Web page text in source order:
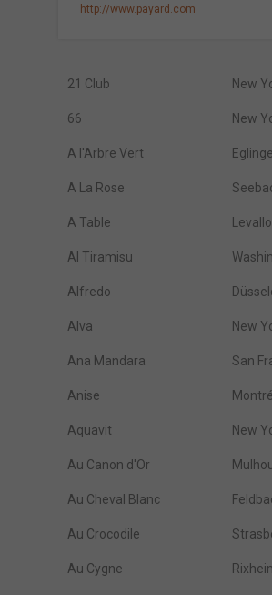
http://www.payard.com
21 Club New
66 New
A l'Arbre Vert
A La Rose
A Table
Al Tiramisu
Alfredo
Alva New
Ana Mandara San
Anise
Aquavit New
Au Canon d'Or
Au Cheval Blanc
Au Crocodile
Au Cygne